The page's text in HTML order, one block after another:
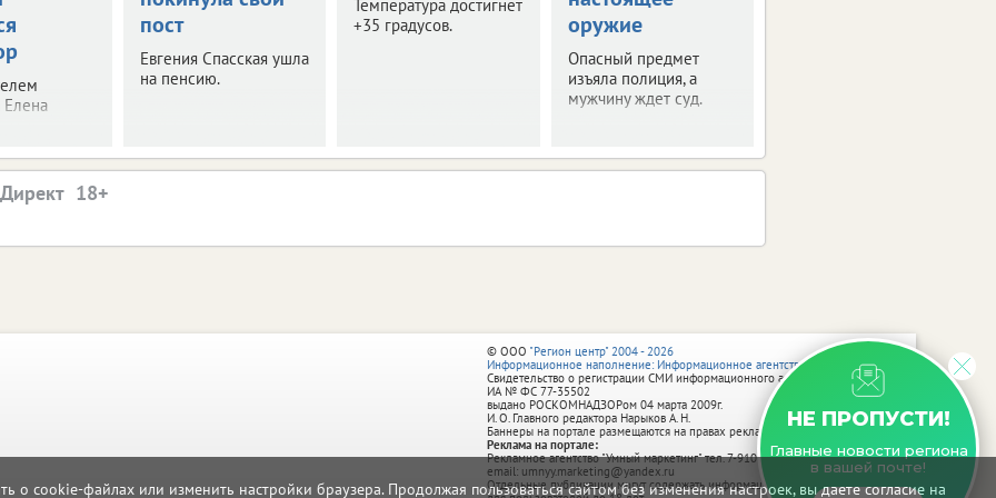
о cookie-файлах или изменить настройки браузера. Продолжая пользоваться сайтом без изменения настроек, вы даете согласие на
Елена
пост
Евгения Спасская ушла
на пенсию.
Температура достигнет
+35 градусов.
оружие
Опасный предмет
изъяла полиция, а
мужчину ждет суд.
НЕ ПРОПУСТИ!
Главные новости региона
в вашей почте!
© ООО "Регион центр" 2004 - 2026
Информационное наполнение: Информационное агентство vRossii.ru
Свидетельство о регистрации СМИ информационного агентства vRossii.ru
ИА № ФС 77‑35502
выдано РОСКОМНАДЗОРом 04 марта 2009г.
И. О. Главного редактора Нарыков А. Н.
Баннеры на портале размещаются на правах рекламы.
Реклама на портале:
Рекламное агентство "Умный маркетинг" тел. 7-910-267-70-40,
email: umnyy.marketing@yandex.ru
Отдельные публикации могут содержать информацию, не предназначенную